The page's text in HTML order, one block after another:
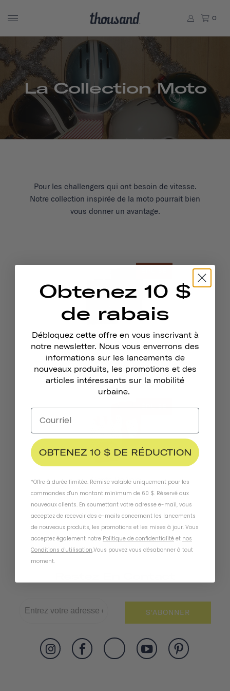
0
La Collection Moto
Pour les challengers qui ont besoin de vitesse.
Notre collection inspirée de la moto pourrait bien
vous donner un avantage.
Gants De Vélo
ÉPUISÉ
Gants De Vélo
S'ABONNER
Obtenez 10 $
de rabais
Débloquez cette offre en vous inscrivant à
notre newsletter. Nous vous enverrons des
informations sur les lancements de
nouveaux produits, les promotions et des
articles intéressants sur la mobilité
urbaine.
OBTENEZ 10 $ DE RÉDUCTION
*Offre à durée limitée. Remise valable uniquement pour les
commandes d'un montant minimum de 60 $. Réservé aux
nouveaux clients. En soumettant votre adresse e-mail, vous
acceptez de recevoir des e-mails concernant les lancements
de nouveaux produits, les promotions et les mises à jour. Vous
acceptez également notre Politique de confidentialité et nos
Conditions d'utilisation.Vous pouvez vous désabonner à tout
moment.